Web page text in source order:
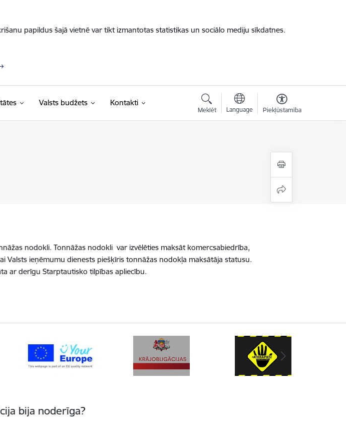
papildus šajā vietnē var tikt izmantotas statistikas un sociālo mediju sīkdatnes.
Valsts budžets Kontakti
Meklēt Language Piekļūstamība
nodokli. Tonnāžas nodokli var izvēlēties maksāt komercsabiedrība,
ieņēmumu dienests piešķīris tonnāžas nodokļa maksātāja statusu.
ar derīgu Starptautisko tilpības apliecību.
bija noderīga?